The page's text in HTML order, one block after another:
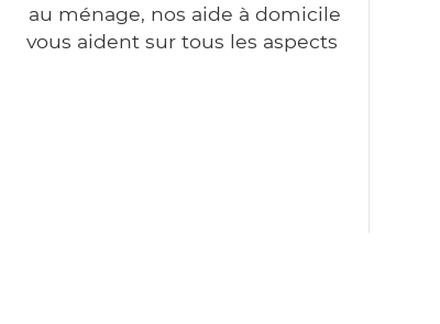
au ménage, nos aide à domicile
vous aident sur tous les aspects